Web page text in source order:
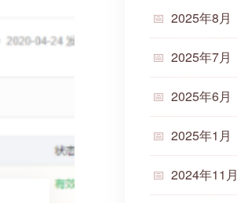
2025年8月
2025年7月
2025年6月
2025年1月
2024年11月